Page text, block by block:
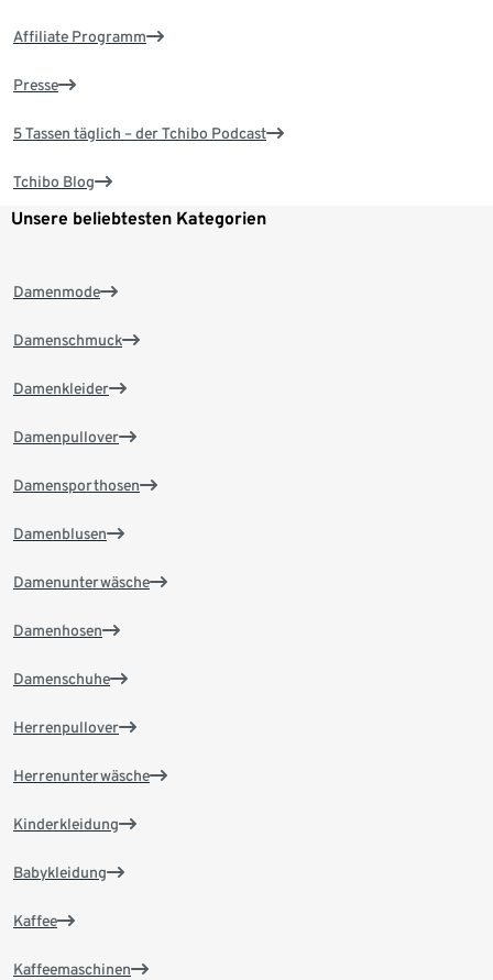
Affiliate Programm
Presse
5 Tassen täglich – der Tchibo Podcast
Tchibo Blog
Unsere beliebtesten Kategorien
Damenmode
Damenschmuck
Damenkleider
Damenpullover
Damensporthosen
Damenblusen
Damenunterwäsche
Damenhosen
Damenschuhe
Herrenpullover
Herrenunterwäsche
Kinderkleidung
Babykleidung
Kaffee
Kaffeemaschinen